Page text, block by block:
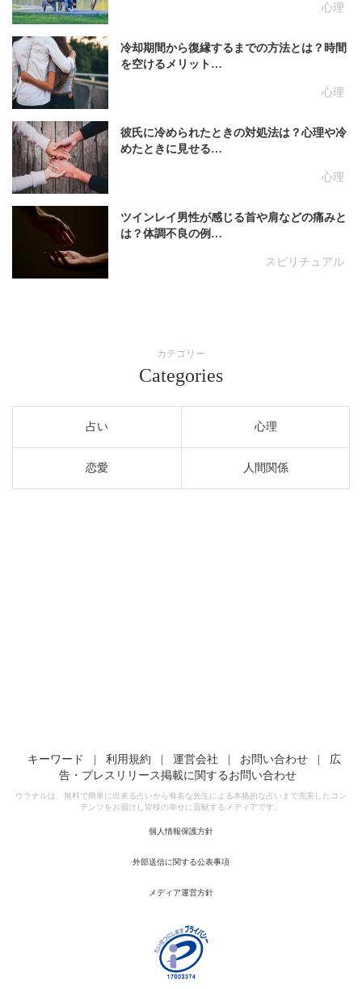
心理
心理
冷却期間から復縁するまでの方法とは？時間
を空けるメリット…
心理
彼氏に冷められたときの対処法は？心理や冷
めたときに見せる…
スピリチュアル
ツインレイ男性が感じる首や肩などの痛みと
は？体調不良の例…
カテゴリー
Categories
占い 心理
恋愛 人間関係
キーワード | 利用規約 | 運営会社 | お問い合わせ |
広
告・プレスリリース掲載に関するお問い合わせ
ウラナルは、無料で簡単に出来る占いから有名な先生による本格的な占いまで充実したコン
テンツをお届けし皆様の幸せに貢献するメディアです。
個人情報保護方針
外部送信に関する公表事項
メディア運営方針